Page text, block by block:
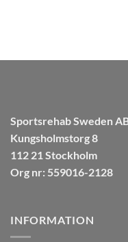
Sportsrehab Sweden
Kungsholmstorg 8
112 21 Stockholm
Org nr: 559016-2128
INFORMATION